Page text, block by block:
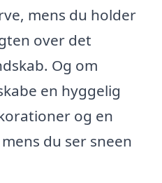
mens du holder
over det
Og om
en hyggelig
og en
du ser sneen